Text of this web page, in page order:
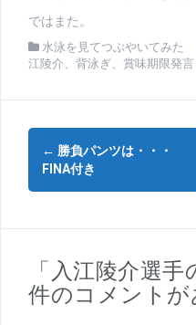
ではまた。
水泳を見てつぶやいてみた
江陵介
背泳ぎ 賞味期限発言
投
稿
ナ
ゲ
ー
← 勝負パンツは・・・
FINA付き
「入江陵介選
件のコメント